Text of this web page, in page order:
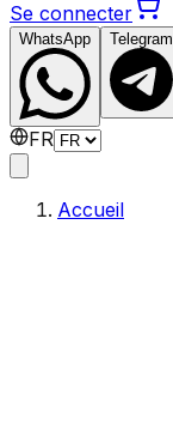
Se connecter
WhatsApp Telegram
FR
Accueil